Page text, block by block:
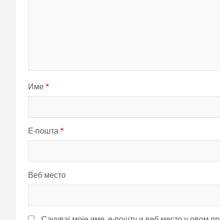
Име *
Е-пошта *
Веб место